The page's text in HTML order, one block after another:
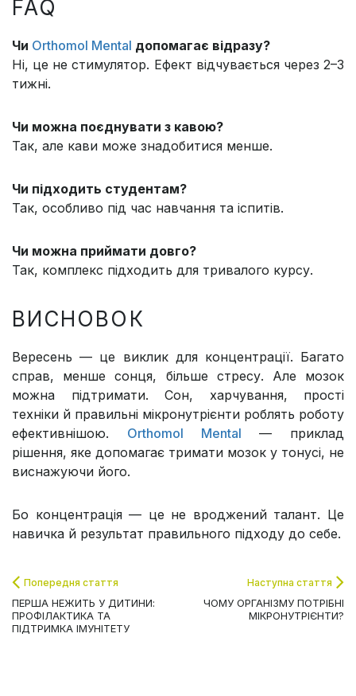
FAQ
Чи Orthomol Mental допомагає відразу?
Ні, це не стимулятор. Ефект відчувається через 2–3
тижні.
Чи можна поєднувати з кавою?
Так, але кави може знадобитися менше.
Чи підходить студентам?
Так, особливо під час навчання та іспитів.
Чи можна приймати довго?
Так, комплекс підходить для тривалого курсу.
ВИСНОВОК
Вересень — це виклик для концентрації. Багато
справ, менше сонця, більше стресу. Але мозок
можна підтримати. Сон, харчування, прості
техніки й правильні мікронутрієнти роблять роботу
ефективнішою. Orthomol Mental — приклад
рішення, яке допомагає тримати мозок у тонусі, не
виснажуючи його.
Бо концентрація — це не вроджений талант. Це
навичка й результат правильного підходу до себе.
Попередня стаття
ПЕРША НЕЖИТЬ У ДИТИНИ:
ПРОФІЛАКТИКА ТА
ПІДТРИМКА ІМУНІТЕТУ
Наступна стаття
ЧОМУ ОРГАНІЗМУ ПОТРІБНІ
МІКРОНУТРІЄНТИ?